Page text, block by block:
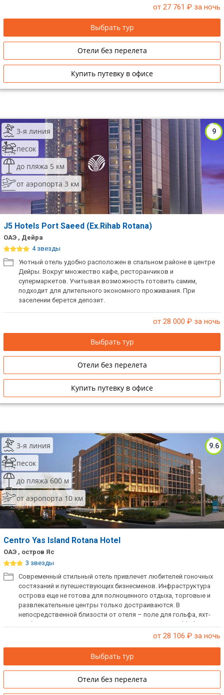
от 27 761 ₽ за ночь
Выбрать тур
Отели без перелета
Купить путевку в офисе
9
3-я линия
песок
до пляжа 5 км
от аэропорта 3 км
J5 Hotels Port Saeed (Ex.Rihab Rotana)
ОАЭ , Дейра
4 звезды
Уютный отель удобно расположен в спальном районе в центре
Дейры. Вокруг множество кафе, ресторанчиков и
супермаркетов. Учитывая возможность готовить самим,
подходит для длительного экономного проживания. При
заселении берется депозит.
от 28 000 ₽ за ночь
Выбрать тур
Отели без перелета
Купить путевку в офисе
9.6
3-я линия
песок
до пляжа 600 м
от аэропорта 10 км
Centro Yas Island Rotana Hotel
ОАЭ , остров Яс
3 звезды
Современный стильный отель привлечет любителей гоночных
состязаний и путешествующих бизнесменов. Инфраструктура
острова еще не готова для полноценного отдыха, торговые и
развлекательные центры только достраиваются. В
непосредственной близости от отеля – поле для гольфа, яхт-
клуб, гоночная трасса и парк развлечений Ferrari World Abu
от 28 106 ₽ за ночь
Выбрать тур
Отели без перелета